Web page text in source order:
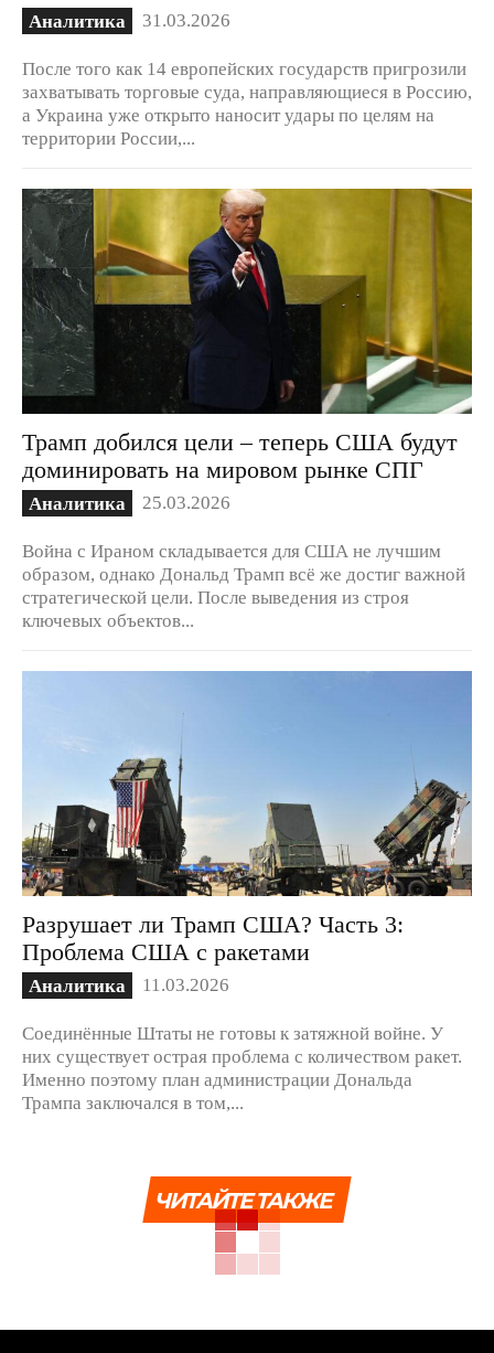
Аналитика 31.03.2026
После того как 14 европейских государств пригрозили
захватывать торговые суда, направляющиеся в Россию,
а Украина уже открыто наносит удары по целям на
территории России,...
Трамп добился цели – теперь США будут
доминировать на мировом рынке СПГ
Аналитика 25.03.2026
Война с Ираном складывается для США не лучшим
образом, однако Дональд Трамп всё же достиг важной
стратегической цели. После выведения из строя
ключевых объектов...
Разрушает ли Трамп США? Часть 3:
Проблема США с ракетами
Аналитика 11.03.2026
Соединённые Штаты не готовы к затяжной войне. У
них существует острая проблема с количеством ракет.
Именно поэтому план администрации Дональда
Трампа заключался в том,...
ЧИТАЙТЕ ТАКЖЕ